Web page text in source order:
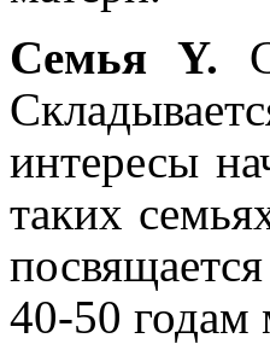
Семья Y.
интересы
таких
40-50 годам